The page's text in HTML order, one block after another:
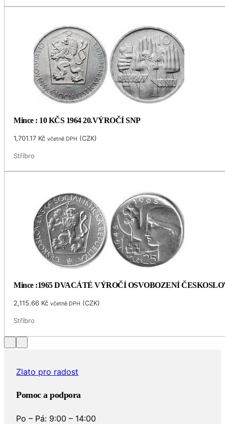
Mince : 10 KČS 1964 20.VÝROČÍ SNP
1,701.17 Kč včetně DPH (CZK)
Stříbro
Mince :1965 DVACÁTÉ VÝROČÍ OSVOBOZENÍ
2,115.66 Kč včetně DPH (CZK)
Stříbro
Zlato pro radost
Pomoc a podpora
Po – Pá: 9:00 – 14:00